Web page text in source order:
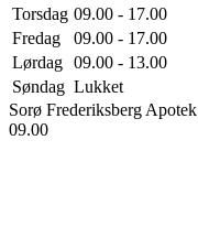
Torsdag 09.00 - 17.00
Fredag
09.00 - 17.00
Lørdag 09.00 - 13.00
Søndag Lukket
Sorø Frederiksberg Apotek
09.00